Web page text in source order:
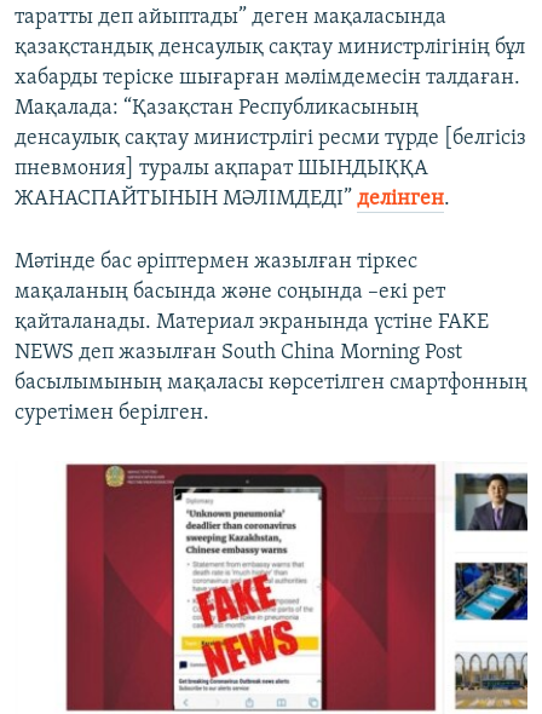
таратты деп айыптады” деген мақаласында
қазақстандық денсаулық сақтау министрлігінің бұл
хабарды теріске шығарған мәлімдемесін талдаған.
Мақалада: “Қазақстан Республикасының
денсаулық сақтау министрлігі ресми түрде [белгісіз
пневмония] туралы ақпарат ШЫНДЫҚҚА
ЖАНАСПАЙТЫНЫН МӘЛІМДЕДІ” делінген.
Мәтінде бас әріптермен жазылған тіркес
мақаланың басында және соңында –екі рет
қайталанады. Материал экранында үстіне FAKE
NEWS деп жазылған South China Morning Post
басылымының мақаласы көрсетілген смартфонның
суретімен берілген.